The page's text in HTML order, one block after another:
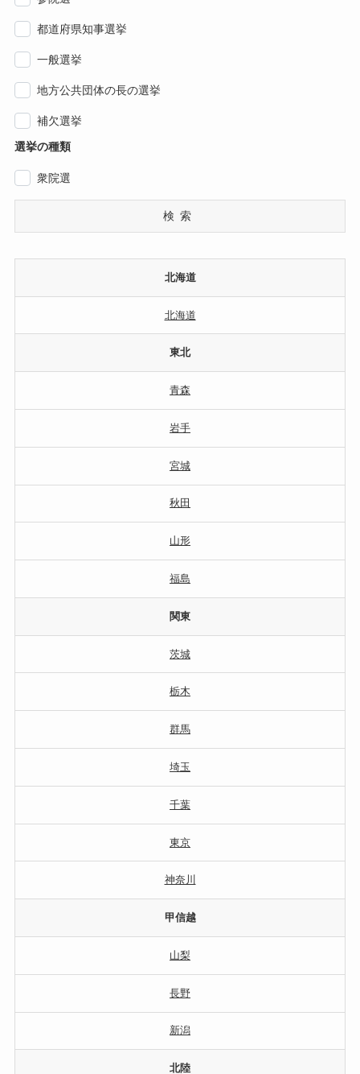
都道府県知事選挙
一般選挙
地方公共団体の長の選挙
補欠選挙
選挙の種類
衆院選
検索
北海道
北海道
東北
青森
岩手
宮城
秋田
山形
福島
関東
茨城
栃木
群馬
埼玉
千葉
東京
神奈川
甲信越
山梨
長野
新潟
北陸